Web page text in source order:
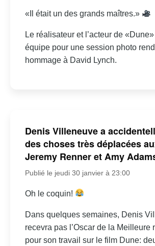
«Il était un des grands maîtres.»
Le réalisateur et l’acteur de
équipe pour une session photo
hommage à David Lynch.
Denis Villeneuve a
des choses très déplacées
Jeremy Renner et Amy
Publié le jeudi 30 janvier à 23:00
Oh le coquin!
Dans quelques semaines, Denis
recevra pas l’Oscar de la Meilleure
pour son travail sur le film Dune: